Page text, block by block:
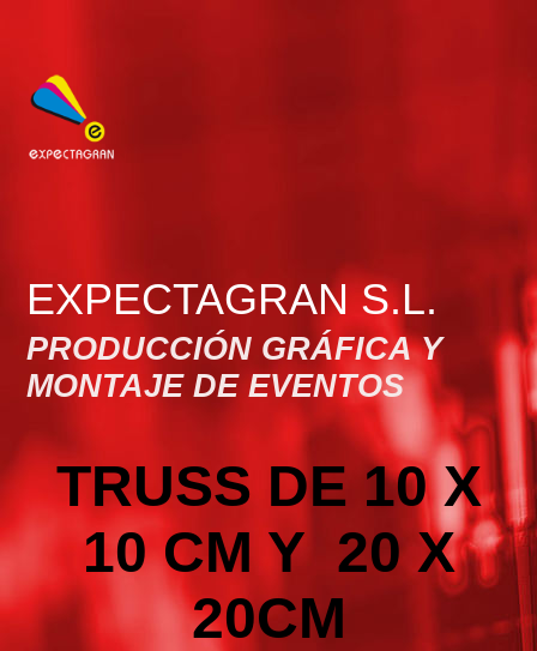
EXPECTAGRAN S.L.
PRODUCCIÓN GRÁFICA Y
MONTAJE DE EVENTOS
TRUSS DE 10 X
10 CM Y 20 X
20CM